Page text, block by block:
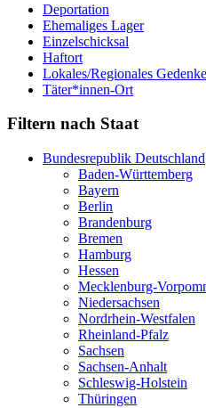
Deportation
Ehemaliges Lager
Einzelschicksal
Haftort
Lokales/Regionales
Täter*innen-Ort
Filtern nach Staat
Bundesrepublik Deutschland
Baden-Württemberg
Bayern
Berlin
Brandenburg
Bremen
Hamburg
Hessen
Mecklenburg-
Niedersachsen
Nordrhein-Westfalen
Rheinland-Pfalz
Sachsen
Sachsen-Anhalt
Schleswig-Holstein
Thüringen